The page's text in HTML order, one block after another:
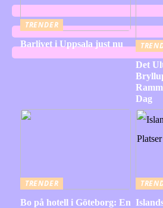
TRENDER
Barlivet i Uppsala just nu
Det
Dag
TRENDER
Bo på hotell i Göteborg: En